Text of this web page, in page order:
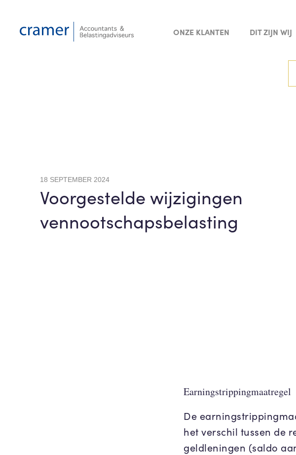
ONZE KLANTEN DIT ZIJN WIJ
18 SEPTEMBER 2024
Voorgestelde wijzigingen
vennootschapsbelasting
Earningstrippingmaatregel
De
het verschil tussen de
geldleningen (saldo